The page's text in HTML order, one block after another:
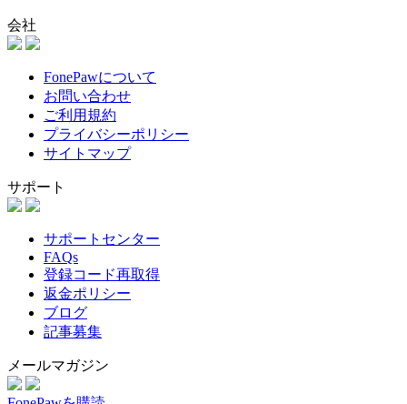
会社
FonePawについて
お問い合わせ
ご利用規約
プライバシーポリシー
サイトマップ
サポート
サポートセンター
FAQs
登録コード再取得
返金ポリシー
ブログ
記事募集
メールマガジン